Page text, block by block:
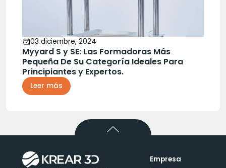
03 diciembre, 2024
Myyard S y SE: Las Formadoras Más
Pequeña De Su Categoría Ideales Para
Principiantes y Expertos.
Leer más
Empresa